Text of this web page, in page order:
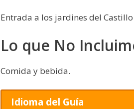
Entrada a los jardines del
Lo que No
Comida y bebida.
Idioma del Guía